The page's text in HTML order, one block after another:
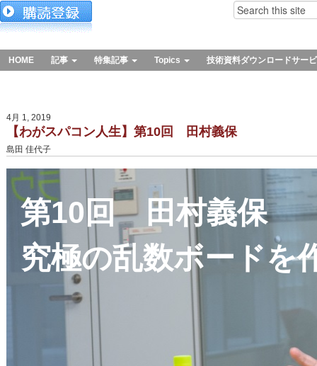
HOME 記事 特集記事 Topics 技術資料ダウンロードサー
4月 1, 2019
【わがスパコン人生】第10回 田村義保
島田 佳代子
第10回 田村義保
究極の乱数ボードを